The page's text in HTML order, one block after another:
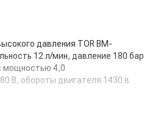
давления TOR BM-
12 л/мин, давление 180 бар
мощностью 4,0
В, обороты двигателя 1430 в